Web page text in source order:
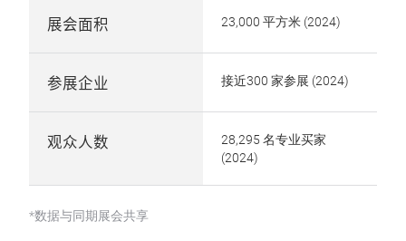
展会面积 23,000 平方米 (2024)
参展企业 接近300 家参展 (2024)
观众人数
28,295 名专业买家
(2024)
*数据与同期展会共享